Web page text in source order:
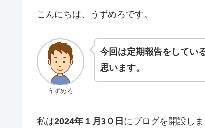
こんにちは、うずめろです。
うずめろ
今回は定期報告をしてい
思います。
私は2024年１月3０日 にブログを開設しま